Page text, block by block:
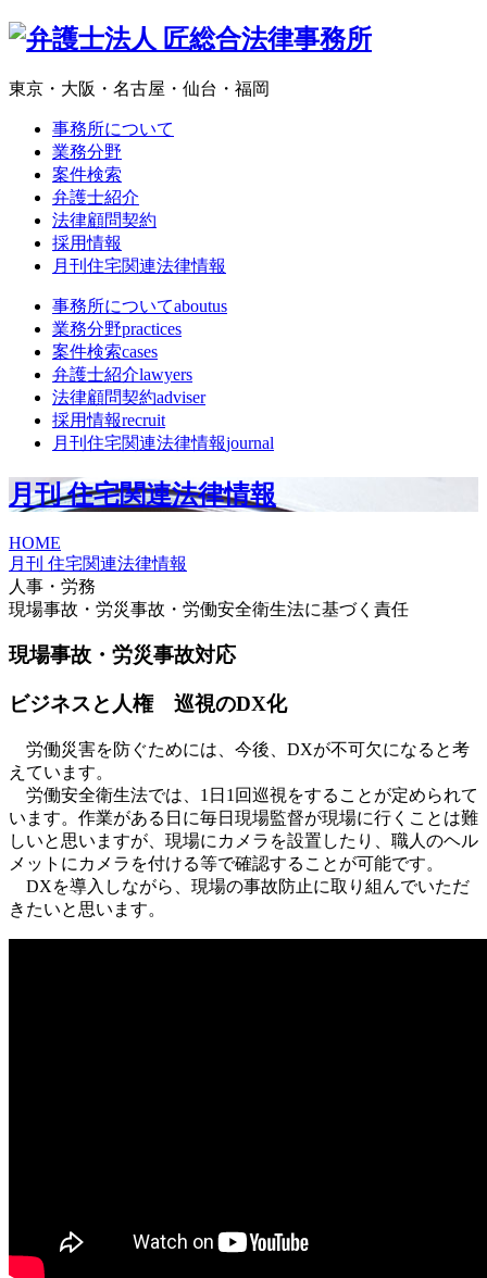
東京・大阪・名古屋・仙台・福岡
事務所について
業務分野
案件検索
弁護士紹介
法律顧問契約
採用情報
月刊住宅関連法律情報
事務所についてaboutus
業務分野practices
案件検索cases
弁護士紹介lawyers
法律顧問契約adviser
採用情報recruit
月刊住宅関連法律情報journal
月刊 住宅関連法律情報
HOME
月刊 住宅関連法律情報
人事・労務
現場事故・労災事故・労働安全衛生法に基づく責任
現場事故・労災事故対応
ビジネスと人権 巡視のDX化
労働災害を防ぐためには、今後、DXが不可欠になると考
えています。
労働安全衛生法では、1日1回巡視をすることが定められて
います。作業がある日に毎日現場監督が現場に行くことは難
しいと思いますが、現場にカメラを設置したり、職人のヘル
メットにカメラを付ける等で確認することが可能です。
DXを導入しながら、現場の事故防止に取り組んでいただ
きたいと思います。